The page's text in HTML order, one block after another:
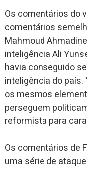
Os comentários do
comentários
Mahmoud
inteligência Ali
havia conseguido
inteligência do país.
os mesmos
perseguem
reformista para
Os comentários de
uma série de